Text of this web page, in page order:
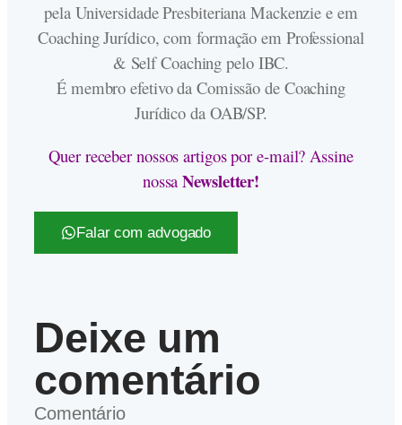
pela Universidade Presbiteriana Mackenzie e em
Coaching Jurídico, com formação em Professional
& Self Coaching pelo IBC.
É membro efetivo da Comissão de Coaching
Jurídico da OAB/SP.
Quer receber nossos artigos por e-mail? Assine
nossaNewsletter!
Falar com advogado
Deixe um
comentário
Comentário